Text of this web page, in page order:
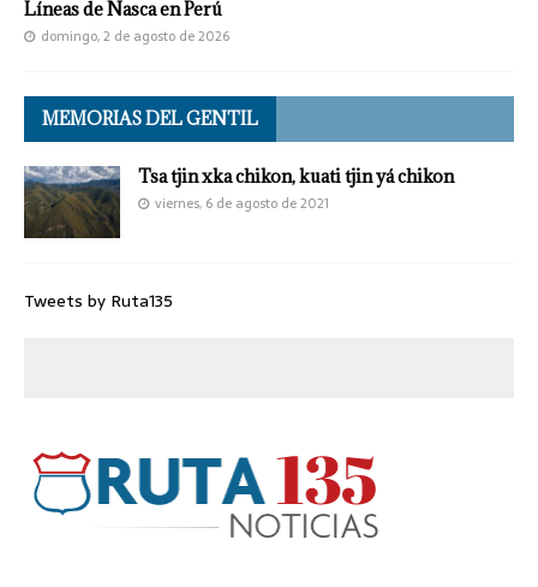
Líneas de Nasca en Perú
domingo, 2 de agosto de 2026
MEMORIAS DEL GENTIL
Tsa tjin xka chikon, kuati tjin yá chikon
viernes, 6 de agosto de 2021
Tweets by Ruta135